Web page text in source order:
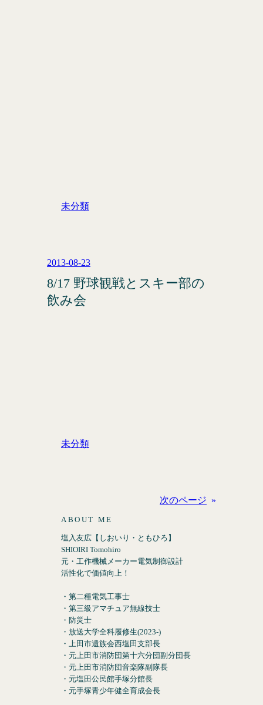
未分類
2013-08-23
8/17 野球観戦とスキー部の
飲み会
未分類
次のページ »
ABOUT ME
塩入友広【しおいり・ともひろ】
SHIOIRI Tomohiro
元・工作機械メーカー電気制御設計
活性化で価値向上！
・第二種電気工事士
・第三級アマチュア無線技士
・防災士
・放送大学全科履修生(2023-)
・上田市遺族会西塩田支部長
・元上田市消防団第十六分団副分団長
・元上田市消防団音楽隊副隊長
・元塩田公民館手塚分館長
・元手塚青少年健全育成会長